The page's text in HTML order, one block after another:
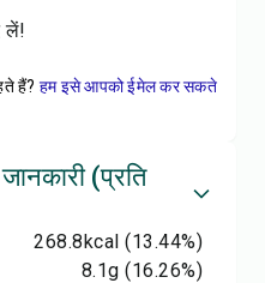
लें!
हैं? हम इसे आपको ईमेल कर सकते
(प्रति
268.8kcal (13.44%)
8.1g (16.26%)